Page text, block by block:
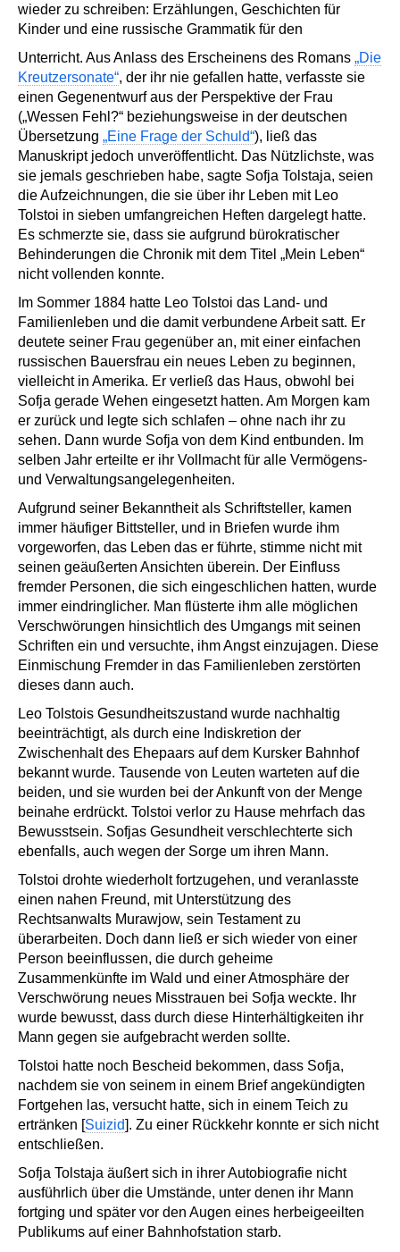
wieder zu schreiben: Erzählungen, Geschichten für
Kinder und eine russische Grammatik für den
Unterricht. Aus Anlass des Erscheinens des Romans „Die
Kreutzersonate“, der ihr nie gefallen hatte, verfasste sie
einen Gegenentwurf aus der Perspektive der Frau
(„Wessen Fehl?“ beziehungsweise in der deutschen
Übersetzung „Eine Frage der Schuld“), ließ das
Manuskript jedoch unveröffentlicht. Das Nützlichste, was
sie jemals geschrieben habe, sagte Sofja Tolstaja, seien
die Aufzeichnungen, die sie über ihr Leben mit Leo
Tolstoi in sieben umfangreichen Heften dargelegt hatte.
Es schmerzte sie, dass sie aufgrund bürokratischer
Behinderungen die Chronik mit dem Titel „Mein Leben“
nicht vollenden konnte.
Im Sommer 1884 hatte Leo Tolstoi das Land- und
Familienleben und die damit verbundene Arbeit satt. Er
deutete seiner Frau gegenüber an, mit einer einfachen
russischen Bauersfrau ein neues Leben zu beginnen,
vielleicht in Amerika. Er verließ das Haus, obwohl bei
Sofja gerade Wehen eingesetzt hatten. Am Morgen kam
er zurück und legte sich schlafen – ohne nach ihr zu
sehen. Dann wurde Sofja von dem Kind entbunden. Im
selben Jahr erteilte er ihr Vollmacht für alle Vermögens-
und Verwaltungsangelegenheiten.
Aufgrund seiner Bekanntheit als Schriftsteller, kamen
immer häufiger Bittsteller, und in Briefen wurde ihm
vorgeworfen, das Leben das er führte, stimme nicht mit
seinen geäußerten Ansichten überein. Der Einfluss
fremder Personen, die sich eingeschlichen hatten, wurde
immer eindringlicher. Man flüsterte ihm alle möglichen
Verschwörungen hinsichtlich des Umgangs mit seinen
Schriften ein und versuchte, ihm Angst einzujagen. Diese
Einmischung Fremder in das Familienleben zerstörten
dieses dann auch.
Leo Tolstois Gesundheitszustand wurde nachhaltig
beeinträchtigt, als durch eine Indiskretion der
Zwischenhalt des Ehepaars auf dem Kursker Bahnhof
bekannt wurde. Tausende von Leuten warteten auf die
beiden, und sie wurden bei der Ankunft von der Menge
beinahe erdrückt. Tolstoi verlor zu Hause mehrfach das
Bewusstsein. Sofjas Gesundheit verschlechterte sich
ebenfalls, auch wegen der Sorge um ihren Mann.
Tolstoi drohte wiederholt fortzugehen, und veranlasste
einen nahen Freund, mit Unterstützung des
Rechtsanwalts Murawjow, sein Testament zu
überarbeiten. Doch dann ließ er sich wieder von einer
Person beeinflussen, die durch geheime
Zusammenkünfte im Wald und einer Atmosphäre der
Verschwörung neues Misstrauen bei Sofja weckte. Ihr
wurde bewusst, dass durch diese Hinterhältigkeiten ihr
Mann gegen sie aufgebracht werden sollte.
Tolstoi hatte noch Bescheid bekommen, dass Sofja,
nachdem sie von seinem in einem Brief angekündigten
Fortgehen las, versucht hatte, sich in einem Teich zu
ertränken [Suizid]. Zu einer Rückkehr konnte er sich nicht
entschließen.
Sofja Tolstaja äußert sich in ihrer Autobiografie nicht
ausführlich über die Umstände, unter denen ihr Mann
fortging und später vor den Augen eines herbeigeeilten
Publikums auf einer Bahnhofstation starb.